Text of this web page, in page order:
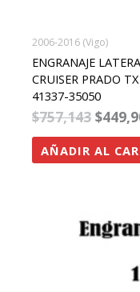
2006-2016 (Vigo)
ENGRANAJE
CRUISER PRADO
41337-35050
$757,143 $
AÑADIR AL